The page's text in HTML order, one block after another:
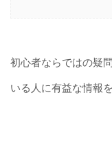
初心者ならではの疑
いる人に有益な情報